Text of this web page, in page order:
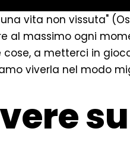
vita non vissuta"
al massimo ogni
a metterci in
viverla nel modo